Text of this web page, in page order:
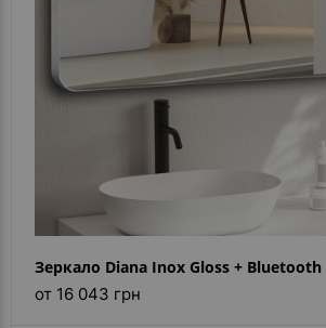
Зеркало Diana Inox Gloss + Bluetooth
от 16 043 грн